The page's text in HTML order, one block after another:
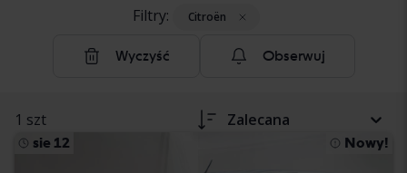
Filtry: Citroën
Wyczyść Obserwuj
1 szt Zalecana
sie 12 Nowy!